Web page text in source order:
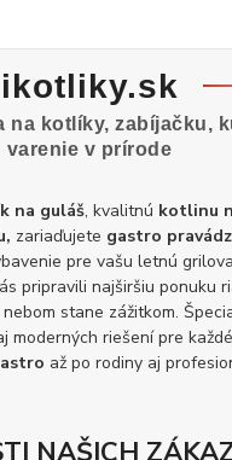
ikotliky.sk
na kotlíky, zabíjačku,
varenie v prírode
na guláš, kvalitnú kotlinu
zariaďujete gastro
pre vašu letnú
pripravili najširšiu ponuku
stane zážitkom.
moderných riešení pre
až po rodiny aj
NAŠICH